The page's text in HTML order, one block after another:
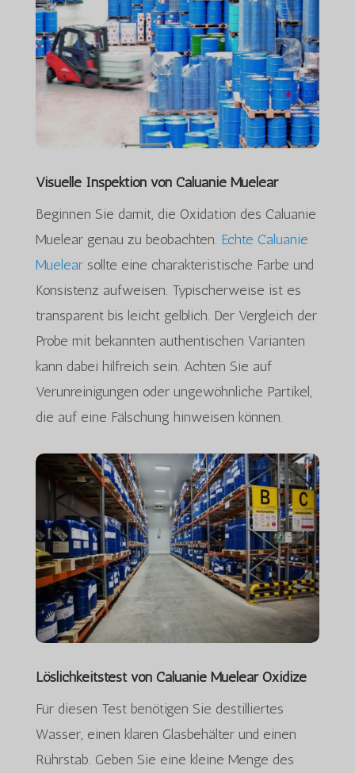
Visuelle Inspektion von Caluanie Muelear
Beginnen Sie damit, die Oxidation des Caluanie
Muelear genau zu beobachten. Echte Caluanie
Muelearsollte eine charakteristische Farbe und
Konsistenz aufweisen. Typischerweise ist es
transparent bis leicht gelblich. Der Vergleich der
Probe mit bekannten authentischen Varianten
kann dabei hilfreich sein. Achten Sie auf
Verunreinigungen oder ungewöhnliche Partikel,
die auf eine Fälschung hinweisen können.
Löslichkeitstest von Caluanie Muelear Oxidize
Für diesen Test benötigen Sie destilliertes
Wasser, einen klaren Glasbehälter und einen
Rührstab. Geben Sie eine kleine Menge des